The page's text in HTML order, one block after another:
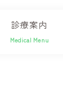
診療案内
Medical Menu